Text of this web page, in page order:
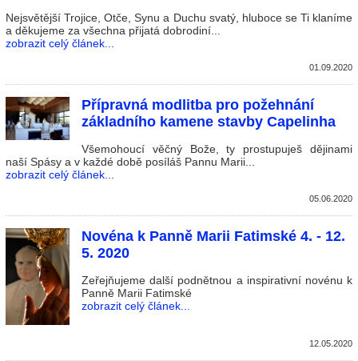
Nejsvětější Trojice, Otče, Synu a Duchu svatý, hluboce se Ti klaníme
a děkujeme za všechna přijatá dobrodiní...
zobrazit celý článek...
01.09.2020
Přípravná modlitba pro požehnání
základního kamene stavby Capelinha
Všemohoucí věčný Bože, ty prostupuješ dějinami
naší Spásy a v každé době posíláš Pannu Marii...
zobrazit celý článek...
05.06.2020
Novéna k Panně Marii Fatimské 4. - 12.
5. 2020
Zeřejňujeme další podnětnou a inspirativní novénu k
Panně Marii Fatimské
zobrazit celý článek...
12.05.2020